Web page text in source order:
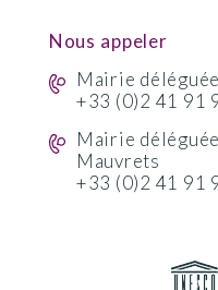
Nous appeler
Mairie
+33 (0)2 41 91
Mairie
Mauvrets
+33 (0)2 41 91